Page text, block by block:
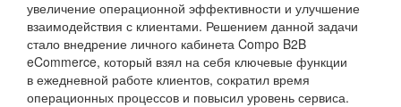
увеличение операционной эффективности и улучшение
взаимодействия с клиентами. Решением данной задачи
стало внедрение личного кабинета Compo B2B
eCommerce, который взял на себя ключевые функции
в ежедневной работе клиентов, сократил время
операционных процессов и повысил уровень сервиса.